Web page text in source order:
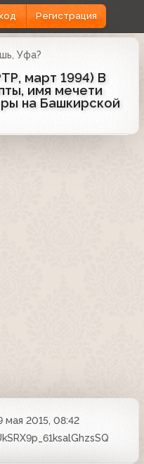
Регистрация
Уфа?
март 1994) В
имя мечети
на Башкирской
мая 2015, 08:42